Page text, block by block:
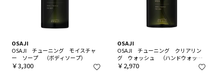
OSAJI
OSAJI チューニング モイスチャ
ー ソープ （ボディソープ）
￥3,300
OSAJI
OSAJI チューニング クリアリン
グ ウォッシュ （ハンドウォッシ
ュ）
￥2,970